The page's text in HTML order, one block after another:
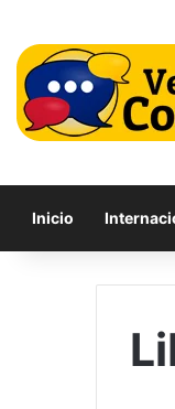
Inicio